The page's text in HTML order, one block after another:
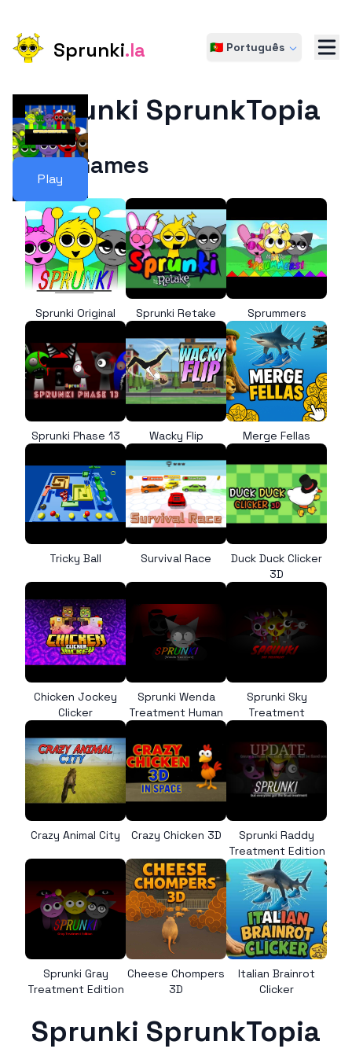
Sprunki.la 🇵🇹 Português
Play
Sprunki SprunkTopia
More Games
Sprunki Original Sprunki Retake Sprummers
Sprunki Phase 13 Wacky Flip Merge Fellas
Tricky Ball Survival Race
Duck Duck Clicker
3D
Chicken Jockey
Clicker
Sprunki Wenda
Treatment Human
Sprunki Sky
Treatment
Crazy Animal City Crazy Chicken 3D
Sprunki Raddy
Treatment Edition
Sprunki Gray
Treatment Edition
Cheese Chompers
3D
Italian Brainrot
Clicker
Sprunki SprunkTopia